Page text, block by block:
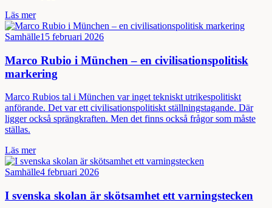
Läs mer
Samhälle15 februari 2026
Marco Rubio i München – en civilisationspolitisk
markering
Marco Rubios tal i München var inget tekniskt utrikespolitiskt
anförande. Det var ett civilisationspolitiskt ställningstagande. Där
ligger också sprängkraften. Men det finns också frågor som måste
ställas.
Läs mer
Samhälle4 februari 2026
I svenska skolan är skötsamhet ett varningstecken